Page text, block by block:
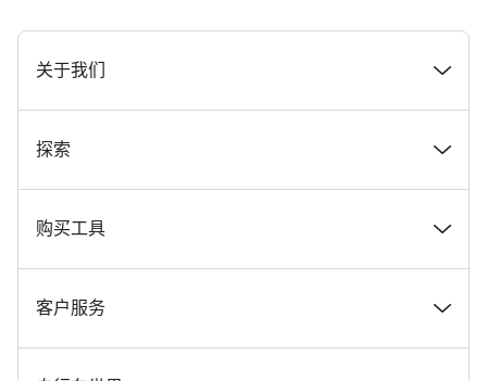
[footer.linksList.title]
关于我们
奖项
在 Canyon 工作
Canyon 新闻发布室
探索
新闻和故事
提示和建议
购买工具
找到您梦寐以求的 Canyon 自行车
客户服务